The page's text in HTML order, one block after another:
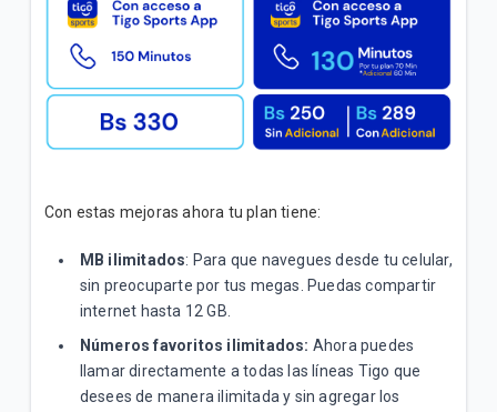
VER MÁS
Con estas mejoras ahora tu plan tiene:
MB ilimitados: Para que navegues desde tu celular,
sin preocuparte por tus megas. Puedas compartir
internet hasta 12 GB.
Números favoritos ilimitados: Ahora puedes
llamar directamente a todas las líneas Tigo que
desees de manera ilimitada y sin agregar los